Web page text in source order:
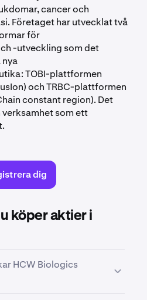
cancer och
Företaget har utvecklat två
för
-utveckling som det
TOBI-plattformen
och TRBC-plattformen
constant region). Det
som ett
dig
köper aktier i
HCW Biologics